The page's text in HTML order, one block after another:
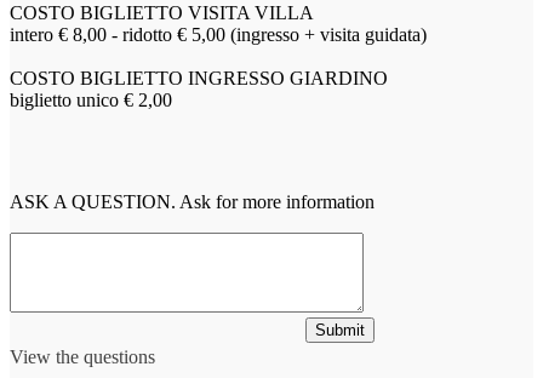
COSTO BIGLIETTO VISITA VILLA
intero € 8,00 - ridotto € 5,00 (ingresso + visita guidata)
COSTO BIGLIETTO INGRESSO GIARDINO
biglietto unico € 2,00
ASK A QUESTION. Ask for more information
View the questions
Submit